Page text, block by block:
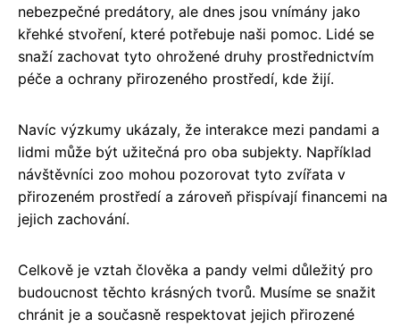
nebezpečné predátory, ale dnes jsou vnímány jako
křehké stvoření, které potřebuje naši pomoc. Lidé se
snaží zachovat tyto ohrožené druhy prostřednictvím
péče a ochrany přirozeného prostředí, kde žijí.
Navíc výzkumy ukázaly, že interakce mezi pandami a
lidmi může být užitečná pro oba subjekty. Například
návštěvníci zoo mohou pozorovat tyto zvířata v
přirozeném prostředí a zároveň přispívají financemi na
jejich zachování.
Celkově je vztah člověka a pandy velmi důležitý pro
budoucnost těchto krásných tvorů. Musíme se snažit
chránit je a současně respektovat jejich přirozené